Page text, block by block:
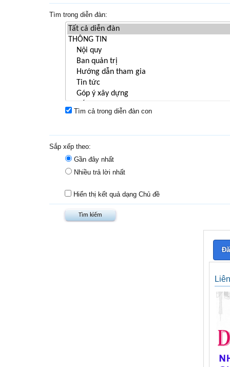
Tìm trong diễn đàn:
Tìm cả trong diễn đàn con
Sắp xếp theo:
Gần đây nhất
Nhiều trả lời nhất
Hiển thị kết quả dạng Chủ đề